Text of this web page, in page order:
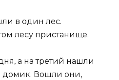
в один лес.
лесу пристанище.
а на третий нашли
домик. Вошли они,